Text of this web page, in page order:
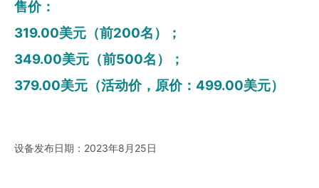
售价：
319.00美元（前200名）；
349.00美元（前500名）；
379.00美元（活动价，原价：499.00美元）
设备发布日期：2023年8月25日